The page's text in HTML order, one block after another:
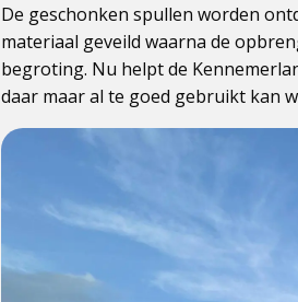
De geschonken spullen worden
materiaal geveild waarna de
begroting. Nu helpt de
daar maar al te goed gebruikt kan